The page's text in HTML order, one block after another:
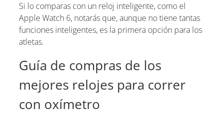
Si lo comparas con un reloj inteligente, como el
Apple Watch 6, notarás que, aunque no tiene tantas
funciones inteligentes, es la primera opción para los
atletas.
Guía de compras de los
mejores relojes para correr
con oxímetro